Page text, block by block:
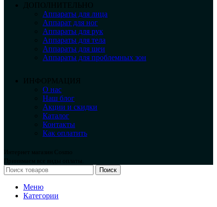
ДОПОЛНИТЕЛЬНО
Аппараты для лица
Аппарат для ног
Аппараты для рук
Аппараты для тела
Аппараты для шеи
Аппараты для проблемных зон
ИНФОРМАЦИЯ
О нас
Наш блог
Акции и скидки
Каталог
Контакты
Как оплатить
Интернет магазин Cosmo
Принимаем все виды оплаты.
Поиск
Меню
Категории